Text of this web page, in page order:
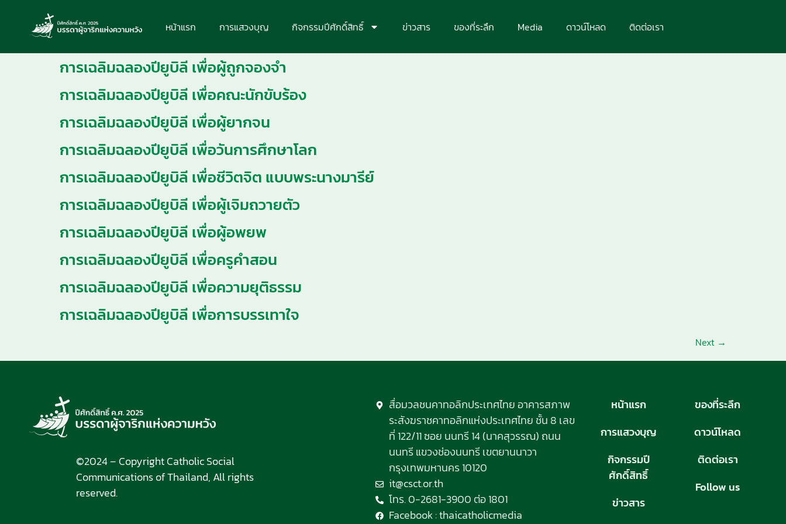
หน้าแรก การแสวงบุญ กิจกรรมปีศักดิ์สิทธิ์ ข่าวสาร ของที่ระลึก Media ดาวน์โหลด ติดต่อเรา
การเฉลิมฉลองปียูบิลี เพื่อผู้ถูกจองจำ
การเฉลิมฉลองปียูบิลี เพื่อคณะนักขับร้อง
การเฉลิมฉลองปียูบิลี เพื่อผู้ยากจน
การเฉลิมฉลองปียูบิลี เพื่อวันการศึกษาโลก
การเฉลิมฉลองปียูบิลี เพื่อชีวิตจิต แบบพระนางมารีย์
การเฉลิมฉลองปียูบิลี เพื่อผู้เจิมถวายตัว
การเฉลิมฉลองปียูบิลี เพื่อผู้อพยพ
การเฉลิมฉลองปียูบิลี เพื่อครูคำสอน
การเฉลิมฉลองปียูบิลี เพื่อความยุติธรรม
การเฉลิมฉลองปียูบิลี เพื่อการบรรเทาใจ
Next →
©2024 – Copyright Catholic Social
Communications of Thailand, All rights
reserved.
สื่อมวลชนคาทอลิกประเทศไทย อาคารสภาพ
ระสังฆราชคาทอลิกแห่งประเทศไทย ชั้น 8 เลข
ที่ 122/11 ซอย นนทรี 14 (นาคสุวรรณ) ถนน
นนทรี แขวงช่องนนทรี เขตยานนาวา
กรุงเทพมหานคร 10120
it@csct.or.th
โทร. 0-2681-3900 ต่อ 1801
Facebook : thaicatholicmedia
หน้าแรก
การแสวงบุญ
กิจกรรมปี
ศักดิ์สิทธิ์
ข่าวสาร
ของที่ระลึก
ดาวน์โหลด
ติดต่อเรา
Follow us